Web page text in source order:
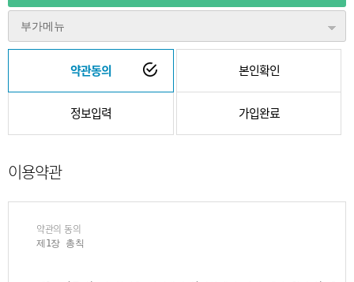
부가메뉴
약관동의 본인확인
정보입력 가입완료
이용약관
약관의 동의
제1장 총칙